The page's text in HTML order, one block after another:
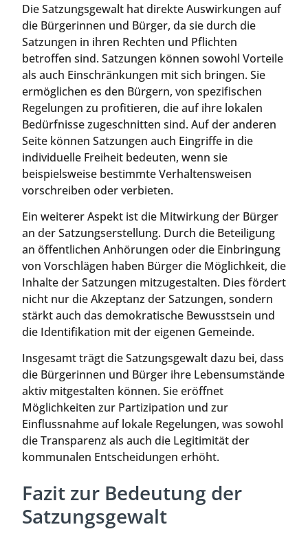
Die Satzungsgewalt hat direkte Auswirkungen auf
die Bürgerinnen und Bürger, da sie durch die
Satzungen in ihren Rechten und Pflichten
betroffen sind. Satzungen können sowohl Vorteile
als auch Einschränkungen mit sich bringen. Sie
ermöglichen es den Bürgern, von spezifischen
Regelungen zu profitieren, die auf ihre lokalen
Bedürfnisse zugeschnitten sind. Auf der anderen
Seite können Satzungen auch Eingriffe in die
individuelle Freiheit bedeuten, wenn sie
beispielsweise bestimmte Verhaltensweisen
vorschreiben oder verbieten.
Ein weiterer Aspekt ist die Mitwirkung der Bürger
an der Satzungserstellung. Durch die Beteiligung
an öffentlichen Anhörungen oder die Einbringung
von Vorschlägen haben Bürger die Möglichkeit, die
Inhalte der Satzungen mitzugestalten. Dies fördert
nicht nur die Akzeptanz der Satzungen, sondern
stärkt auch das demokratische Bewusstsein und
die Identifikation mit der eigenen Gemeinde.
Insgesamt trägt die Satzungsgewalt dazu bei, dass
die Bürgerinnen und Bürger ihre Lebensumstände
aktiv mitgestalten können. Sie eröffnet
Möglichkeiten zur Partizipation und zur
Einflussnahme auf lokale Regelungen, was sowohl
die Transparenz als auch die Legitimität der
kommunalen Entscheidungen erhöht.
Fazit zur Bedeutung der
Satzungsgewalt